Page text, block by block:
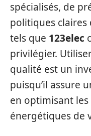
spécialisés, de
politiques
tels que 123elec
privilégier.
qualité est un
puisqu’il assure
en optimisant
énergétiques de